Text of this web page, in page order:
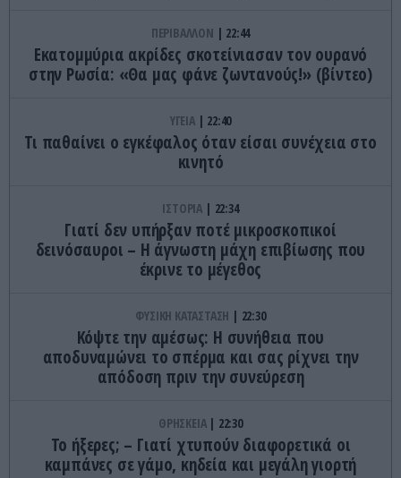
ΠΕΡΙΒΑΛΛΟΝ 22:44
Εκατομμύρια ακρίδες σκοτείνιασαν τον ουρανό
στην Ρωσία: «Θα μας φάνε ζωντανούς!» (βίντεο)
ΥΓΕΙΑ 22:40
Τι παθαίνει ο εγκέφαλος όταν είσαι συνέχεια στο
κινητό
ΙΣΤΟΡΙΑ 22:34
Γιατί δεν υπήρξαν ποτέ μικροσκοπικοί
δεινόσαυροι – Η άγνωστη μάχη επιβίωσης που
έκρινε το μέγεθος
ΦΥΣΙΚΗ ΚΑΤΑΣΤΑΣΗ 22:30
Κόψτε την αμέσως: H συνήθεια που
αποδυναμώνει το σπέρμα και σας ρίχνει την
απόδοση πριν την συνεύρεση
ΘΡΗΣΚΕΙΑ 22:30
Το ήξερες; – Γιατί χτυπούν διαφορετικά οι
καμπάνες σε γάμο, κηδεία και μεγάλη γιορτή